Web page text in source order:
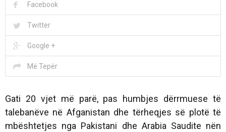
Facebook
Twitter
Google +
Më Tepër
Gati 20 vjet më parë, pas humbjes dërrmuese të
talebanëve në Afganistan dhe tërheqjes së plotë të
mbështetjes nga Pakistani dhe Arabia Saudite nën